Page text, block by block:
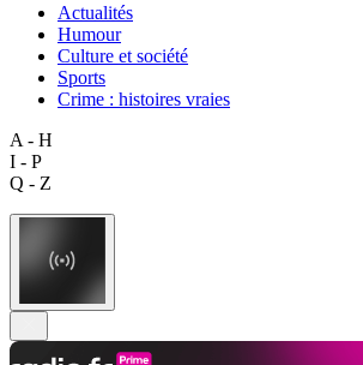
Actualités
Humour
Culture et société
Sports
Crime : histoires vraies
A - H
I - P
Q - Z